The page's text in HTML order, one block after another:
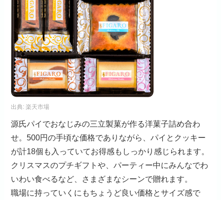
出典:楽天市場
源氏パイでおなじみの三立製菓が作る洋菓子詰め合わ
せ。500円の手頃な価格でありながら、パイとクッキー
が計18個も入っていてお得感もしっかり感じられます。
クリスマスのプチギフトや、パーティー中にみんなでわ
いわい食べるなど、さまざまなシーンで贈れます。
職場に持っていくにもちょうど良い価格とサイズ感で